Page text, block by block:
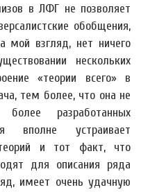
в ЛФГ не позволяет
обобщения,
мой взгляд, нет ничего
нескольких
«теории всего» в
тем более, что она не
разработанных
вполне устраивает
теорий и тот факт, что
для описания ряда
имеет очень удачную